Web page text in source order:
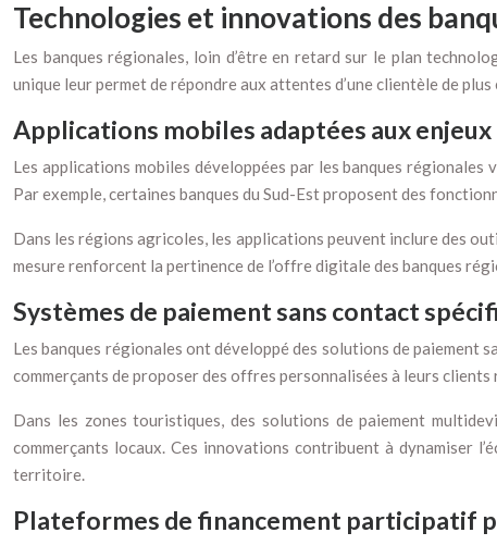
Technologies et innovations des
Les banques régionales, loin d’être en retard sur le plan
unique leur permet de répondre aux attentes d’une clientèle de
Applications mobiles adaptées aux
Les applications mobiles développées par les banques
Par exemple, certaines banques du Sud-Est proposent des
Dans les régions agricoles, les applications peuvent inclure des
mesure renforcent la pertinence de l’offre digitale des banques
Systèmes de paiement sans contact
Les banques régionales ont développé des solutions de paiement
commerçants de proposer des offres personnalisées à leurs clients
Dans les zones touristiques, des solutions de paiement
commerçants locaux. Ces innovations contribuent à dynamiser
territoire.
Plateformes de financement participatif